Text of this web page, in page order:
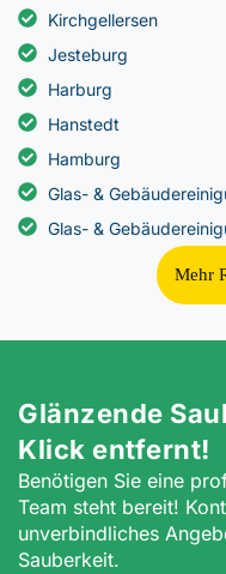
Kirchgellersen
Jesteburg
Harburg
Hanstedt
Hamburg
Glas- &
Glas- &
Mehr
Glänzende
Klick entfernt!
Benötigen Sie eine
Team steht bereit!
unverbindliches
Sauberkeit.